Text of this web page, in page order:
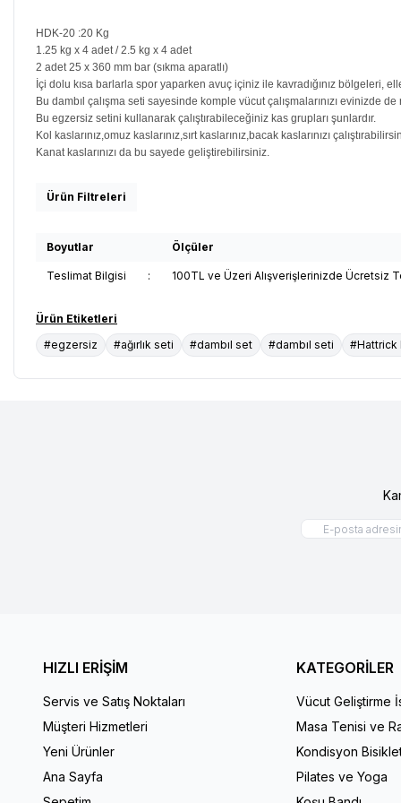
HDK-20 :20 Kg
1.25 kg x 4 adet / 2.5 kg x 4 adet
2 adet 25 x 360 mm bar (sıkma aparatlı)
İçi dolu kısa barlarla spor yaparken avuç içiniz ile kavradığınız bölgeleri,
Bu dambıl çalışma seti sayesinde komple vücut çalışmalarınızı evinizde
Bu egzersiz setini kullanarak çalıştırabileceğiniz kas grupları şunlardır.
Kol kaslarınız,omuz kaslarınız,sırt kaslarınız,bacak kaslarınızı
Kanat kaslarınızı da bu sayede geliştirebilirsiniz.
Ürün Filtreleri
Boyutlar Ölçüler
Teslimat Bilgisi : 100TL ve Üzeri Alışverişlerinizde Ücretsiz
Ürün Etiketleri
#egzersiz
#ağırlık seti #dambıl set #dambıl seti #Hattrick
HIZLI ERİŞİM
Servis ve Satış Noktaları
Müşteri Hizmetleri
Yeni Ürünler
Ana Sayfa
KATEGORİLER
Vücut Geliştirme
Masa Tenisi ve
Kondisyon
Pilates ve Yoga